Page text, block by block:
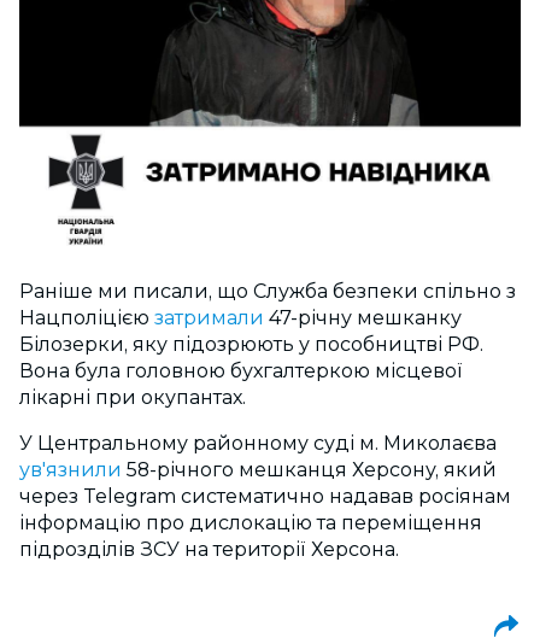
Раніше ми писали, що Служба безпеки спільно з
Нацполіцією затримали 47-річну мешканку
Білозерки, яку підозрюють у пособництві РФ.
Вона була головною бухгалтеркою місцевої
лікарні при окупантах.
У Центральному районному суді м. Миколаєва
ув'язнили 58-річного мешканця Херсону, який
через Telegram систематично надавав росіянам
інформацію про дислокацію та переміщення
підрозділів ЗСУ на території Херсона.